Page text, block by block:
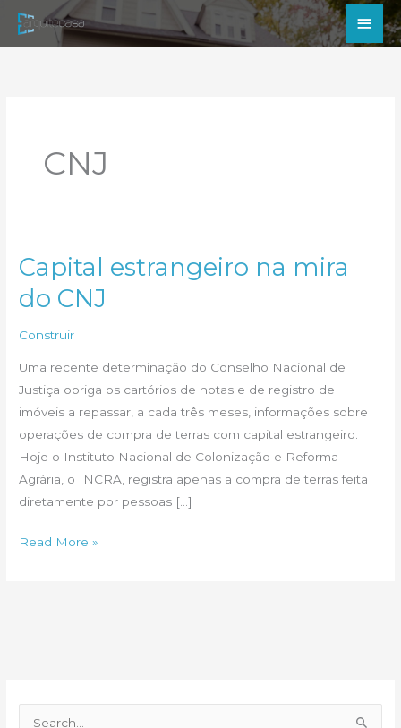
para
CNJ
Capital estrangeiro na mira
do CNJ
Construir
Uma recente determinação do Conselho Nacional de
Justiça obriga os cartórios de notas e de registro de
imóveis a repassar, a cada três meses, informações sobre
operações de compra de terras com capital estrangeiro.
Hoje o Instituto Nacional de Colonização e Reforma
Agrária, o INCRA, registra apenas a compra de terras feita
diretamente por pessoas […]
Capital
Read More »